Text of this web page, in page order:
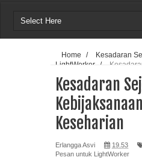
Home / Kesadaran
LightWorker
/
Kesadaran
Keseharian
Erlangga Asvi 19.53
Pesan untuk LightWorker